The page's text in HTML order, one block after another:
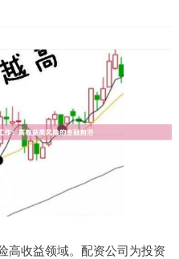
高收益领域。配资公司为投资